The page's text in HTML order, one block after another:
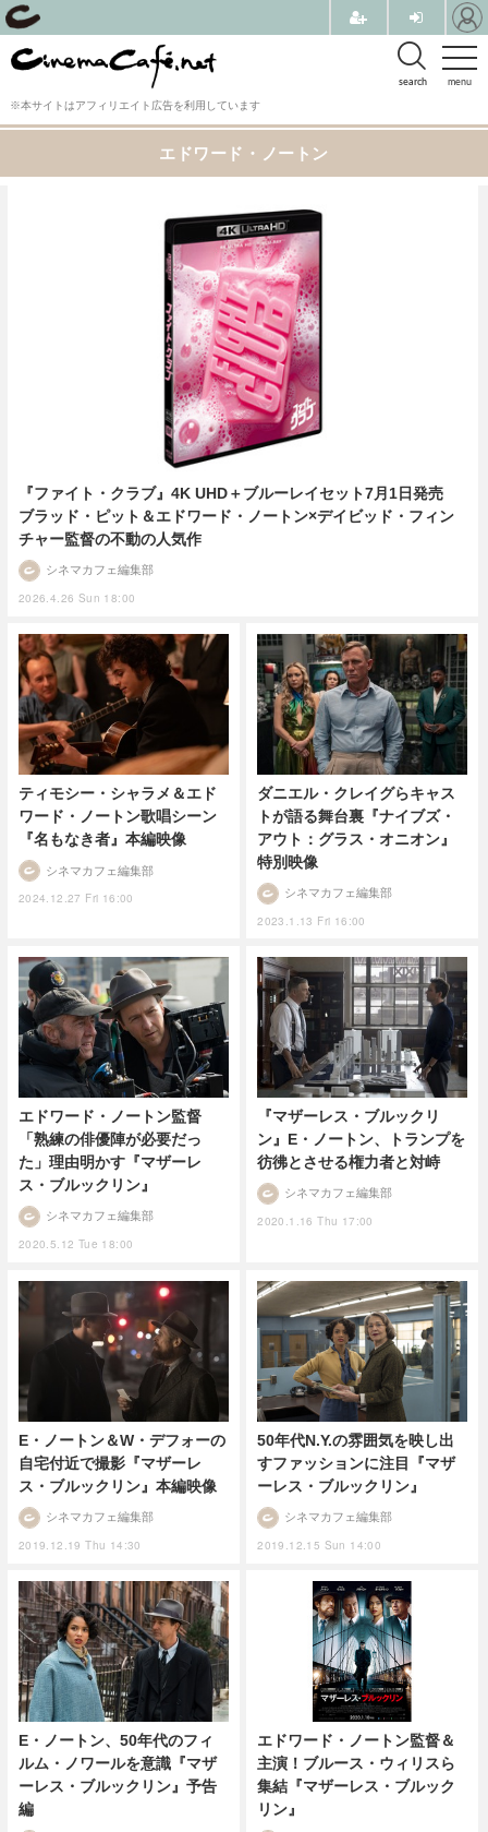
menu
search
※本サイトはアフィリエイト広告を利用しています
エドワード・ノートン
『ファイト・クラブ』4K UHD＋ブルーレイセット7月1日発売
ブラッド・ピット＆エドワード・ノートン×デイビッド・フィン
チャー監督の不動の人気作
2026.4.26 Sun 18:00
シネマカフェ編集部
ティモシー・シャラメ＆エド
ワード・ノートン歌唱シーン
『名もなき者』本編映像
2024.12.27 Fri 16:00
シネマカフェ編集部
ダニエル・クレイグらキャス
トが語る舞台裏『ナイブズ・
アウト：グラス・オニオン』
特別映像
2023.1.13 Fri 16:00
シネマカフェ編集部
エドワード・ノートン監督
「熟練の俳優陣が必要だっ
た」理由明かす『マザーレ
ス・ブルックリン』
2020.5.12 Tue 18:00
シネマカフェ編集部
『マザーレス・ブルックリ
ン』E・ノートン、トランプを
彷彿とさせる権力者と対峙
2020.1.16 Thu 17:00
シネマカフェ編集部
E・ノートン＆W・デフォーの
自宅付近で撮影『マザーレ
ス・ブルックリン』本編映像
2019.12.19 Thu 14:30
シネマカフェ編集部
50年代N.Y.の雰囲気を映し出
すファッションに注目『マザ
ーレス・ブルックリン』
2019.12.15 Sun 14:00
シネマカフェ編集部
E・ノートン、50年代のフィ
ルム・ノワールを意識『マザ
ーレス・ブルックリン』予告
編
エドワード・ノートン監督＆
主演！ブルース・ウィリスら
集結『マザーレス・ブルック
リン』